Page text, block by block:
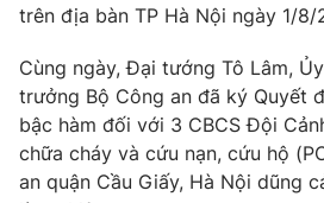
VTV Sức khoẻ Bất
Thị trường 24h Tấm
trên địa bàn TP Hà Nội ngày 1/8/
Cùng ngày, Đại tướng Tô Lâm,
trưởng Bộ Công an đã ký Quyết
bậc hàm đối với 3 CBCS Đội
chữa cháy và cứu nạn, cứu hộ
an quận Cầu Giấy, Hà Nội dũng